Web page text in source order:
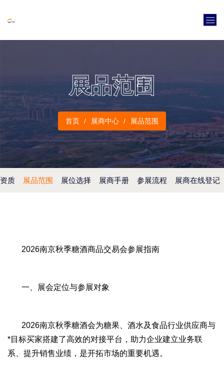
展品范围
首页 展商中心 展品范围
质 展品范围 展位选择 展商手册 参展流程 展商在线登记
2026南京秋季糖酒商品交易会参展指南
一、展会定位与参展对象
2026南京秋季糖酒会为糖果、酒水及食品行业供应商与
*目标买家搭建了高效的对接平台，助力企业建立业务联
系、提升销售业绩，是开拓市场的重要机遇。